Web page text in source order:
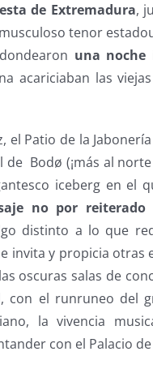
de Extremadura,
tenor
una noche
acariciaban las
el Patio de la
de Bodø (¡más al
iceberg en el
no por reiterado
distinto a lo que
invita y propicia otras
oscuras salas de
con el runruneo del
la vivencia
con el Palacio de